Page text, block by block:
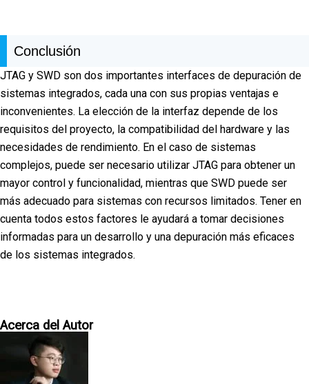
Conclusión
JTAG y SWD son dos importantes interfaces de depuración de
sistemas integrados, cada una con sus propias ventajas e
inconvenientes. La elección de la interfaz depende de los
requisitos del proyecto, la compatibilidad del hardware y las
necesidades de rendimiento. En el caso de sistemas
complejos, puede ser necesario utilizar JTAG para obtener un
mayor control y funcionalidad, mientras que SWD puede ser
más adecuado para sistemas con recursos limitados. Tener en
cuenta todos estos factores le ayudará a tomar decisiones
informadas para un desarrollo y una depuración más eficaces
de los sistemas integrados.
Acerca del Autor